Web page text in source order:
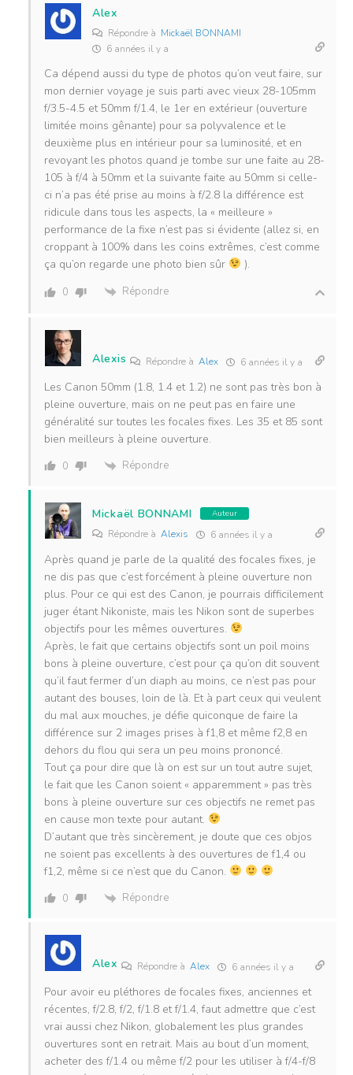
Alex
Répondre à Mickaël BONNAMI
6 années il y a
Ca dépend aussi du type de photos qu’on veut faire, sur
mon dernier voyage je suis parti avec vieux 28-105mm
f/3.5-4.5 et 50mm f/1.4, le 1er en extérieur (ouverture
limitée moins gênante) pour sa polyvalence et le
deuxième plus en intérieur pour sa luminosité, et en
revoyant les photos quand je tombe sur une faite au 28-
105 à f/4 à 50mm et la suivante faite au 50mm si celle-
ci n’a pas été prise au moins à f/2.8 la différence est
ridicule dans tous les aspects, la « meilleure »
performance de la fixe n’est pas si évidente (allez si, en
croppant à 100% dans les coins extrêmes, c’est comme
ça qu’on regarde une photo bien sûr
).
0 Répondre
Alexis Répondre àAlex 6 années il y a
Les Canon 50mm (1.8, 1.4 et 1.2) ne sont pas très bon à
pleine ouverture, mais on ne peut pas en faire une
généralité sur toutes les focales fixes. Les 35 et 85 sont
bien meilleurs à pleine ouverture.
0 Répondre
Mickaël BONNAMI Auteur
Répondre à Alexis 6 années il y a
Après quand je parle de la qualité des focales fixes, je
ne dis pas que c’est forcément à pleine ouverture non
plus. Pour ce qui est des Canon, je pourrais difficilement
juger étant Nikoniste, mais les Nikon sont de superbes
objectifs pour les mêmes ouvertures.
Après, le fait que certains objectifs sont un poil moins
bons à pleine ouverture, c’est pour ça qu’on dit souvent
qu’il faut fermer d’un diaph au moins, ce n’est pas pour
autant des bouses, loin de là. Et à part ceux qui veulent
du mal aux mouches, je défie quiconque de faire la
différence sur 2 images prises à f1,8 et même f2,8 en
dehors du flou qui sera un peu moins prononcé.
Tout ça pour dire que là on est sur un tout autre sujet,
le fait que les Canon soient « apparemment » pas très
bons à pleine ouverture sur ces objectifs ne remet pas
en cause mon texte pour autant.
D’autant que très sincèrement, je doute que ces objos
ne soient pas excellents à des ouvertures de f1,4 ou
f1,2, même si ce n’est que du Canon.
0 Répondre
Alex Répondre à Alex 6 années il y a
Pour avoir eu pléthores de focales fixes, anciennes et
récentes, f/2.8, f/2, f/1.8 et f/1.4, faut admettre que c’est
vrai aussi chez Nikon, globalement les plus grandes
ouvertures sont en retrait. Mais au bout d’un moment,
acheter des f/1.4 ou même f/2 pour les utiliser à f/4-f/8